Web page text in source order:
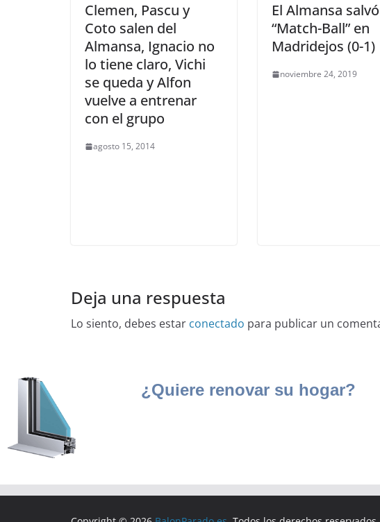
Clemen, Pascu y
Coto salen del
Almansa, Ignacio no
lo tiene claro, Vichi
se queda y Alfon
vuelve a entrenar
con el grupo
agosto 15, 2014
El Almansa
“Match-Ball” en
Madridejos (0-1)
noviembre 24, 2019
Deja una respuesta
Lo siento, debes estar conectado para publicar un